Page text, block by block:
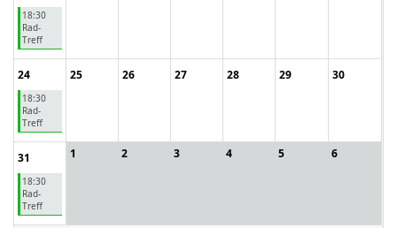
18:30
Rad-
Treff
24
18:30
Rad-
Treff
25 26 27 28 29 30
31
18:30
Rad-
Treff
1 2 3 4 5 6